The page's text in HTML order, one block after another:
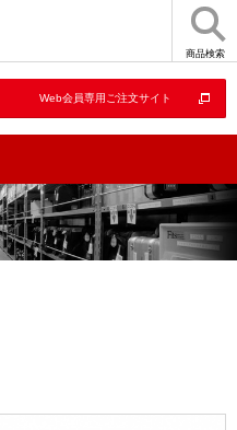
商品検索
Web会員専用ご注文サイト